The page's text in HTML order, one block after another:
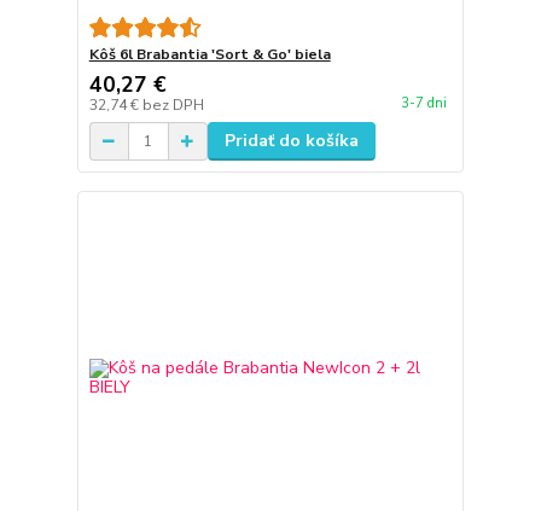
Kôš 6l Brabantia 'Sort & Go' biela
40,27 €
32,74 € bez DPH 3-7 dni
Pridať do košíka